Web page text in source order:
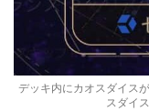
デッキ内にカオスダイス
スダイ